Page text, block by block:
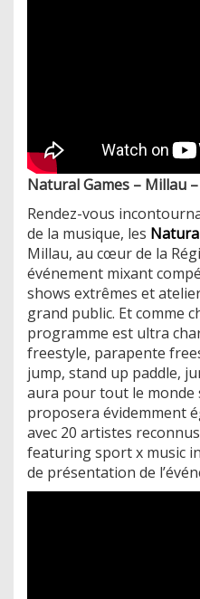
Natural Games – Millau
Rendez-vous
de la musique, les
Millau, au cœur de la
événement mixant
shows extrêmes et
grand public. Et comme
programme est ultra
freestyle, parapente
jump, stand up paddle,
aura pour tout le monde
proposera évidemment
avec 20 artistes
featuring sport x music
de présentation de